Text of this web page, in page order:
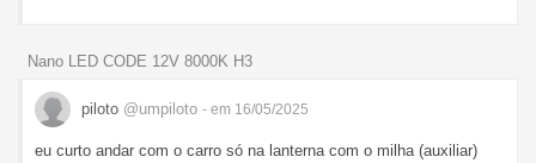
Nano LED CODE 12V 8000K H3
piloto @umpiloto - em 16/05/2025
eu curto andar com o carro só na lanterna com o milha (auxiliar)